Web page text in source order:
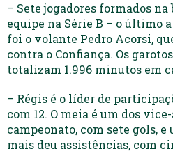
– Sete jogadores formados na
equipe na Série B – o último
foi o volante Pedro Acorsi,
contra o Confiança. Os
totalizam 1.996 minutos em
– Régis é o líder de
com 12. O meia é um dos
campeonato, com sete gols, e
mais deu assistências, com